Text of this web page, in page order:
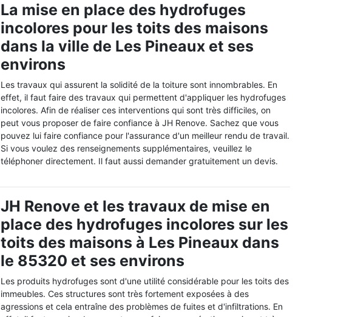
La mise en place des hydrofuges
incolores pour les toits des maisons
dans la ville de Les Pineaux et ses
environs
Les travaux qui assurent la solidité de la toiture sont innombrables. En
effet, il faut faire des travaux qui permettent d'appliquer les hydrofuges
incolores. Afin de réaliser ces interventions qui sont très difficiles, on
peut vous proposer de faire confiance à JH Renove. Sachez que vous
pouvez lui faire confiance pour l'assurance d'un meilleur rendu de travail.
Si vous voulez des renseignements supplémentaires, veuillez le
téléphoner directement. Il faut aussi demander gratuitement un devis.
JH Renove et les travaux de mise en
place des hydrofuges incolores sur les
toits des maisons à Les Pineaux dans
le 85320 et ses environs
Les produits hydrofuges sont d'une utilité considérable pour les toits des
immeubles. Ces structures sont très fortement exposées à des
agressions et cela entraîne des problèmes de fuites et d'infiltrations. En